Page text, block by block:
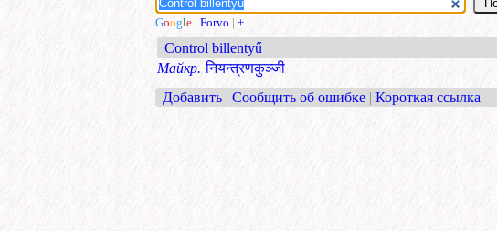
Google | Forvo | +
Control billentyű
Майкр. नियन्त्रणकुञ्जी
Добавить | Сообщить об ошибке | Короткая ссылка